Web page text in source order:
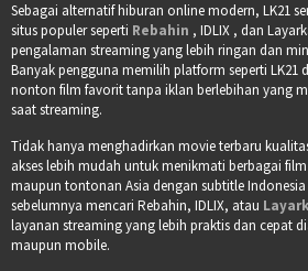
Sebagai alternatif hiburan online modern, LK21
situs populer seperti Rebahin , IDLIX , dan
pengalaman streaming yang lebih ringan dan
Banyak pengguna memilih platform seperti LK21
nonton film favorit tanpa iklan berlebihan yang
saat streaming.
Tidak hanya menghadirkan movie terbaru
akses lebih mudah untuk menikmati berbagai
maupun tontonan Asia dengan subtitle
sebelumnya mencari Rebahin, IDLIX, atau
layanan streaming yang lebih praktis dan cepat
maupun mobile.